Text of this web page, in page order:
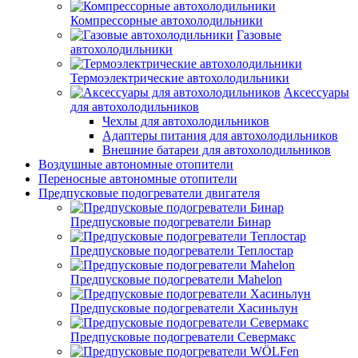
Компрессорные автохолодильники
Газовые
автохолодильники
Термоэлектрические автохолодильники
Аксессуары
для автохолодильников
Чехлы для автохолодильников
Адаптеры питания для автохолодильников
Внешние батареи для автохолодильников
Воздушные автономные отопители
Переносные автономные отопители
Предпусковые подогреватели двигателя
Предпусковые подогреватели Бинар
Предпусковые подогреватели Теплостар
Предпусковые подогреватели Mahelon
Предпусковые подогреватели Хасиньлун
Предпусковые подогреватели Севермакс